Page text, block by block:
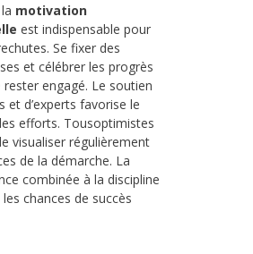
motivation
est indispensable pour
Se fixer des
et célébrer les progrès
engagé. Le soutien
et d’experts favorise le
efforts. Tousoptimistes
visualiser régulièrement
de la démarche. La
combinée à la discipline
chances de succès